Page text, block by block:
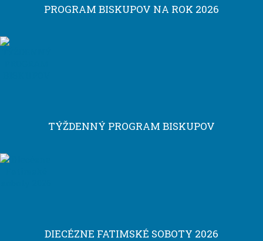
PROGRAM BISKUPOV NA ROK 2026
TÝŽDENNÝ PROGRAM BISKUPOV
DIECÉZNE FATIMSKÉ SOBOTY 2026